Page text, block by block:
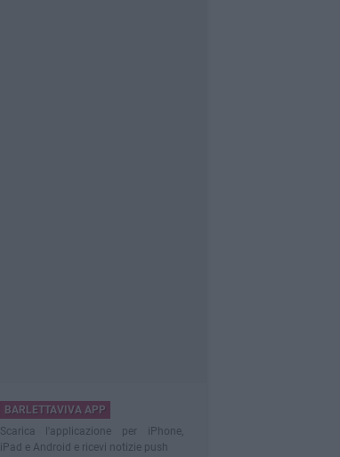
BARLETTAVIVA APP
Scarica l'applicazione per iPhone,
iPad e Android e ricevi notizie push